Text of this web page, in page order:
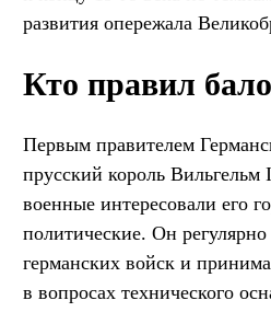
развития опережала
Кто правил
Первым правителем
прусский король Вильгельм
военные интересовали его
политические. Он
германских войск и
в вопросах технического